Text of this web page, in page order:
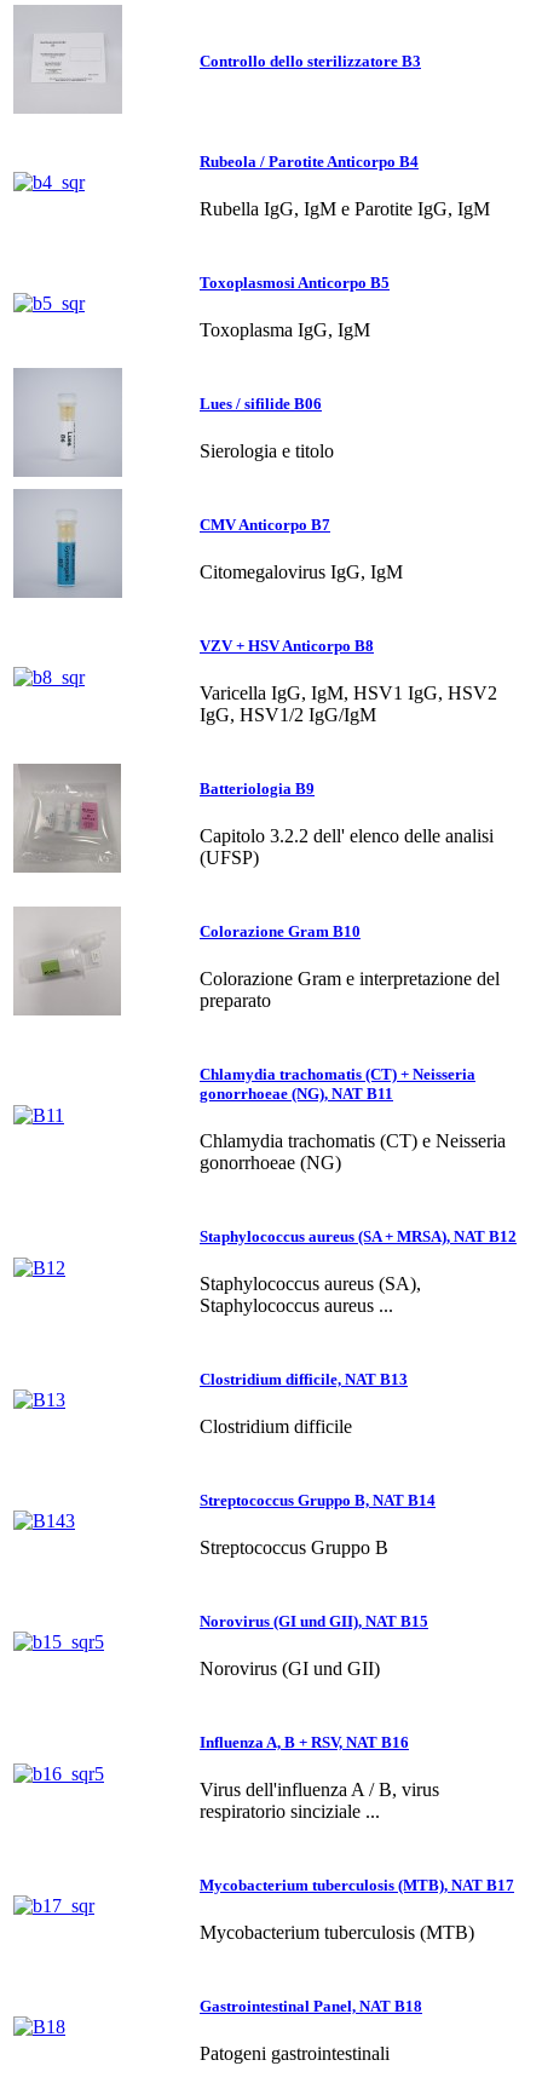
Controllo dello sterilizzatore B3
Rubeola / Parotite Anticorpo B4
Rubella IgG, IgM e Parotite IgG, IgM
Toxoplasmosi Anticorpo B5
Toxoplasma IgG, IgM
Lues / sifilide B06
Sierologia e titolo
CMV Anticorpo B7
Citomegalovirus IgG, IgM
VZV + HSV Anticorpo B8
Varicella IgG, IgM, HSV1 IgG, HSV2
IgG, HSV1/2 IgG/IgM
Batteriologia B9
Capitolo 3.2.2 dell' elenco delle analisi
(UFSP)
Colorazione Gram B10
Colorazione Gram e interpretazione del
preparato
Chlamydia trachomatis (CT) + Neisseria
gonorrhoeae (NG), NAT B11
Chlamydia trachomatis (CT) e Neisseria
gonorrhoeae (NG)
Staphylococcus aureus (SA + MRSA), NAT B12
Staphylococcus aureus (SA),
Staphylococcus aureus ...
Clostridium difficile, NAT B13
Clostridium difficile
Streptococcus Gruppo B, NAT B14
Streptococcus Gruppo B
Norovirus (GI und GII), NAT B15
Norovirus (GI und GII)
Influenza A, B + RSV, NAT B16
Virus dell'influenza A / B, virus
respiratorio sinciziale ...
Mycobacterium tuberculosis (MTB), NAT B17
Mycobacterium tuberculosis (MTB)
Gastrointestinal Panel, NAT B18
Patogeni gastrointestinali